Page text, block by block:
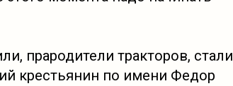
прародители тракторов, стали
крестьянин по имени Федор